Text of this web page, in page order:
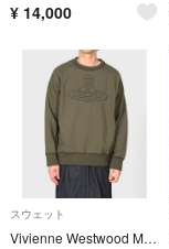
¥ 14,000
スウェット
Vivienne Westwood MAN ビッグオーブロゴスウェット